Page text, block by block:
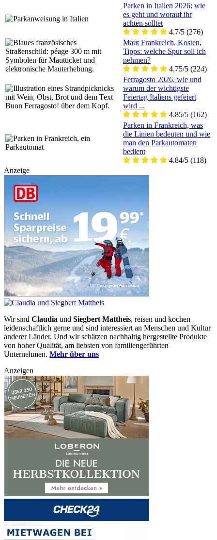
Parken in Italien 2026: wie
es geht und worauf ihr
achten solltet
4.7/5 (276)
Maut Frankreich, Kosten,
Tipps: welche Spur soll ich
nehmen?
4.75/5 (224)
Ferragosto 2026, wie und
warum der wichtigste
Feiertag Italiens gefeiert
wird ...
4.85/5 (162)
Parken in Frankreich, was
die Linien bedeuten und wie
man den Parkautomaten
bedient
4.84/5 (118)
Anzeige
Wir sind Claudia und Siegbert Mattheis, reisen und kochen
leidenschaftlich gerne und sind interessiert an Menschen und Kultur
anderer Länder. Und wir schätzen nachhaltig hergestellte Produkte
von hoher Qualität, am liebsten von familiengeführten
Unternehmen. Mehr über uns
Anzeigen